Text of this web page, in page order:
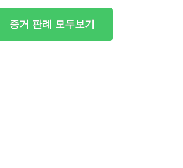
증거 판례 모두보기